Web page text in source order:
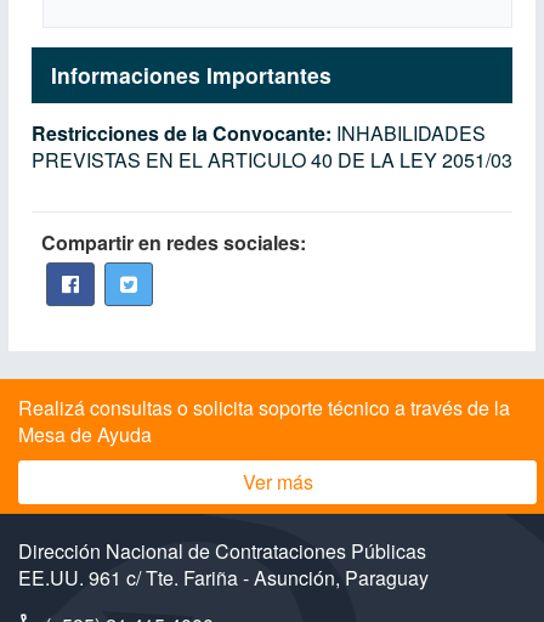
Informaciones Importantes
Restricciones de la Convocante: INHABILIDADES
PREVISTAS EN EL ARTICULO 40 DE LA LEY 2051/03
Compartir en redes sociales:
Realizá consultas o solicita soporte técnico a través de la
Mesa de Ayuda
Ver más
Dirección Nacional de Contrataciones Públicas
EE.UU. 961 c/ Tte. Fariña - Asunción, Paraguay